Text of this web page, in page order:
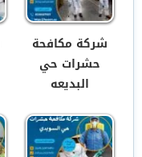
شركة مكافحة
حشرات حي
البديعه